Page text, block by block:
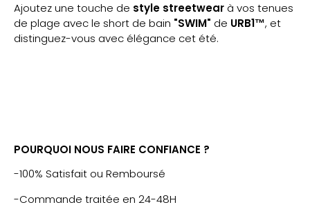
Ajoutez une touche de style streetwear à vos tenues
de plage avec le short de bain "SWIM" de URB1™, et
distinguez-vous avec élégance cet été.
POURQUOI NOUS FAIRE CONFIANCE ?
-100% Satisfait ou Remboursé
-Commande traitée en 24-48H